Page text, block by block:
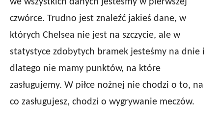
we wszystkich danych jesteśmy w pierwszej
czwórce. Trudno jest znaleźć jakieś dane, w
których Chelsea nie jest na szczycie, ale w
statystyce zdobytych bramek jesteśmy na dnie i
dlatego nie mamy punktów, na które
zasługujemy. W piłce nożnej nie chodzi o to, na
co zasługujesz, chodzi o wygrywanie meczów.